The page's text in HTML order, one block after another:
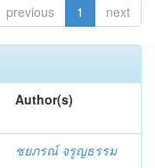
previous 1 next
Author(s)
ชยภรณ์ จรูญธรรม